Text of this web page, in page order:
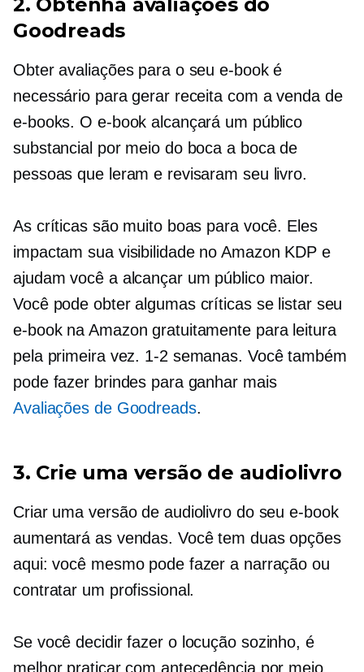
Goodreads
Obter avaliações para o seu e-book é
necessário para gerar receita com a venda de
e-books. O e-book alcançará um público
substancial por meio do boca a boca de
pessoas que leram e revisaram seu livro.
As críticas são muito boas para você. Eles
impactam sua visibilidade no Amazon KDP e
ajudam você a alcançar um público maior.
Você pode obter algumas críticas se listar seu
e-book na Amazon gratuitamente para leitura
pela primeira vez. 1-2 semanas. Você também
pode fazer brindes para ganhar mais
Avaliações de Goodreads.
3. Crie uma versão de audiolivro
Criar uma versão de audiolivro do seu e-book
aumentará as vendas. Você tem duas opções
aqui: você mesmo pode fazer a narração ou
contratar um profissional.
Se você decidir fazer o locuçãosozinho, é
melhor praticar com antecedência por meio